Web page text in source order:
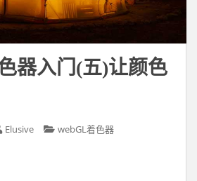
器入门(五)让颜色
Elusive webGL着色器